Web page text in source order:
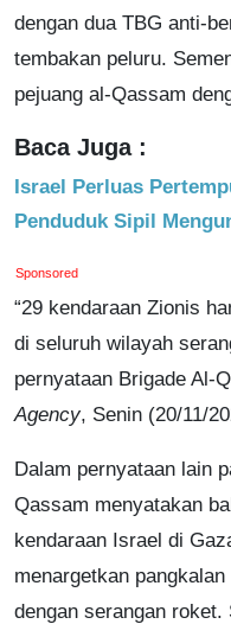
dengan dua TBG anti-
tembakan peluru.
pejuang al-Qassam
Baca Juga :
Israel Perluas
Penduduk Sipil
Sponsored
“29 kendaraan Zionis
di seluruh wilayah
pernyataan Brigade Al-
Agency, Senin (20/11/
Dalam pernyataan lain
Qassam menyatakan
kendaraan Israel di
menargetkan
dengan serangan